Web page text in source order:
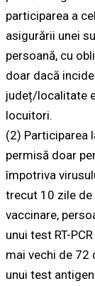
participarea a
asigurării unei
persoană, cu
doar dacă
județ/localitate
locuitori.
(2) Participarea
permisă doar
împotriva
trecut 10 zile
vaccinare,
unui test RT-
mai vechi de 72
unui test